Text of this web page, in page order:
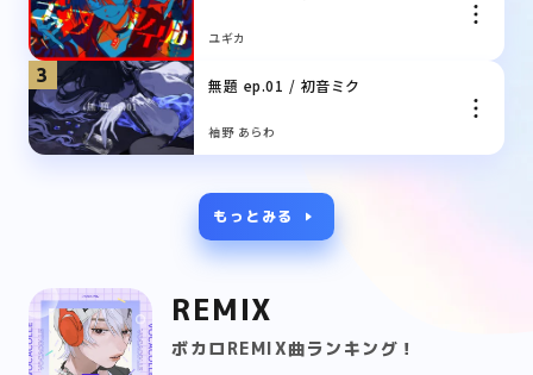
ユギカ
3 無題 ep.01 / 初音ミク
袖野 あらわ
もっとみる
REMIX
ボカロREMIX曲ランキング！